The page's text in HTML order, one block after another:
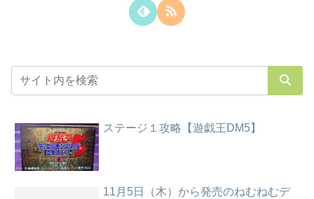
ステージ１攻略【遊戯王DM5】
11月5日（木）から発売のねむねむデ